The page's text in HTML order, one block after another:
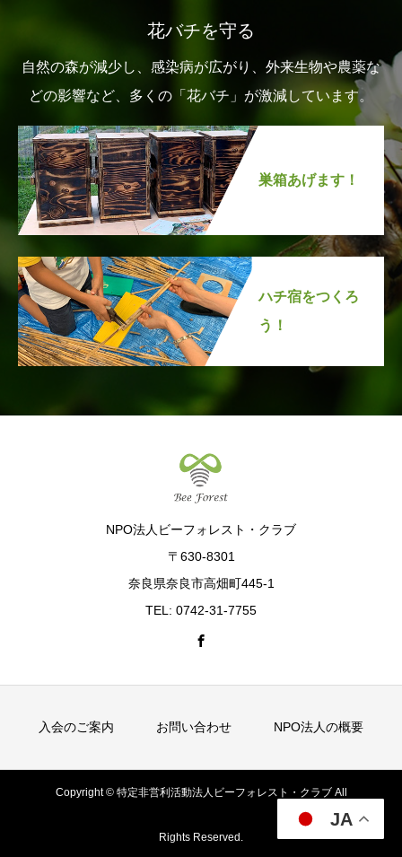
花バチを守る
自然の森が減少し、感染病が広がり、外来生物や農薬な
どの影響など、多くの「花バチ」が激減しています。
巣箱あげます！
ハチ宿をつくろ
う！
NPO法人ビーフォレスト・クラブ
〒630-8301
奈良県奈良市高畑町445-1
TEL: 0742-31-7755
入会のご案内 お問い合わせ NPO法人の概要
Copyright © 特定非営利活動法人ビーフォレスト・クラブ All
Rights Reserved.
JA